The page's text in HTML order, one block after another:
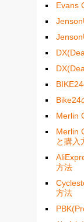
Evans
Bike24
Merlin
Merlin
と購入
方法
方法